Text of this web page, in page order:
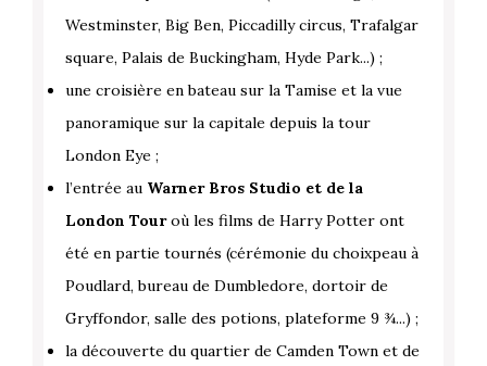
Westminster, Big Ben, Piccadilly circus, Trafalgar
square, Palais de Buckingham, Hyde Park...) ;
une croisière en bateau sur la Tamise et la vue
panoramique sur la capitale depuis la tour
London Eye ;
l’entrée au Warner Bros Studio et de la
London Touroù les films de Harry Potter ont
été en partie tournés (cérémonie du choixpeau à
Poudlard, bureau de Dumbledore, dortoir de
Gryffondor, salle des potions, plateforme 9 ¾...) ;
la découverte du quartier de Camden Town et de